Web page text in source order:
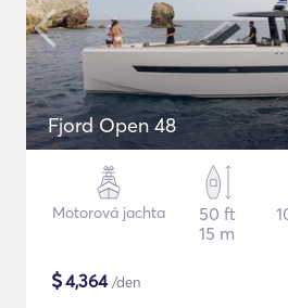
Fjord Open 48
Motorová jachta
50 ft
15 m
$4,364/den